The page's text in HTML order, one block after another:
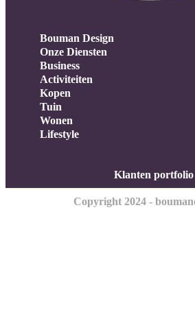
Bouman Design
Onze Diensten
Business
Activiteiten
Kopen
Tuin
Wonen
Lifestyle
Klanten portfolio
Copyright 2024 -